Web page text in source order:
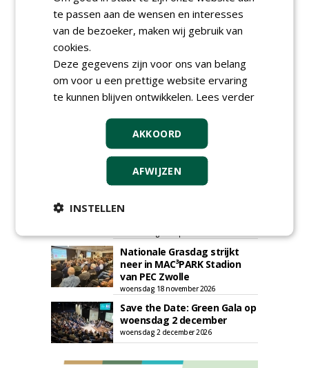
plaatsen via zijn eigen account.
Plaats een gratis advertentie
AGENDA
Klankbordsessies moeten
bijdragen aan uniform
kunstgrasvelden
Nationale Grasdag strijkt
neer in MAC³PARK Stadion
van PEC Zwolle
woensdag 18 november 2026
Save the Date: Green Gala op
woensdag 2 december
woensdag 2 december 2026
te passen aan de wensen en interesses
van de bezoeker, maken wij gebruik van
cookies.
Deze gegevens zijn voor ons van belang
om voor u een prettige website ervaring
te kunnen blijven ontwikkelen. Lees verder
AKKOORD
AFWIJZEN
INSTELLEN